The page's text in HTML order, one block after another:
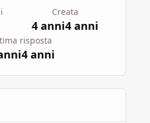
Creata
4 anni4 anni
risposta
4 anni